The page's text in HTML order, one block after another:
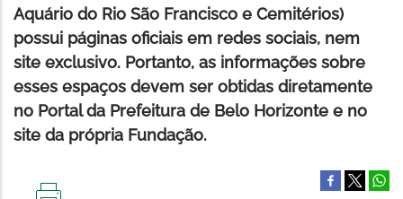
Aquário do Rio São Francisco e Cemitérios)
possui páginas oficiais em redes sociais, nem
site exclusivo. Portanto, as informações sobre
esses espaços devem ser obtidas diretamente
no Portal da Prefeitura de Belo Horizonte e no
site da própria Fundação.